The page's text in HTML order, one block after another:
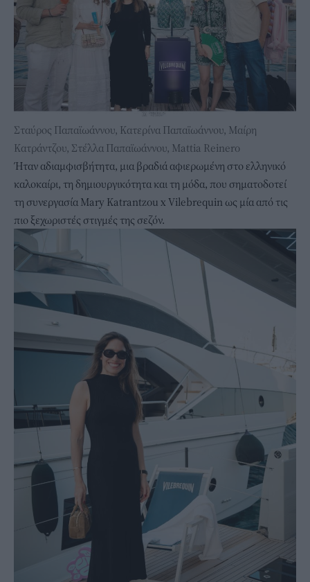
Σταύρος Παπαϊωάννου, Κατερίνα Παπαϊωάννου, Μαίρη
Κατράντζου, Στέλλα Παπαϊωάννου, Mattia Reinero
Ήταν αδιαμφισβήτητα, μια βραδιά αφιερωμένη στο ελληνικό
καλοκαίρι, τη δημιουργικότητα και τη μόδα, που σηματοδοτεί
τη συνεργασία Mary Katrantzou x Vilebrequin ως μία από τις
πιο ξεχωριστές στιγμές της σεζόν.